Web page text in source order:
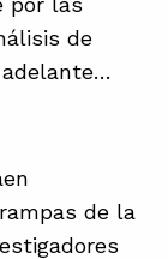
de
de la